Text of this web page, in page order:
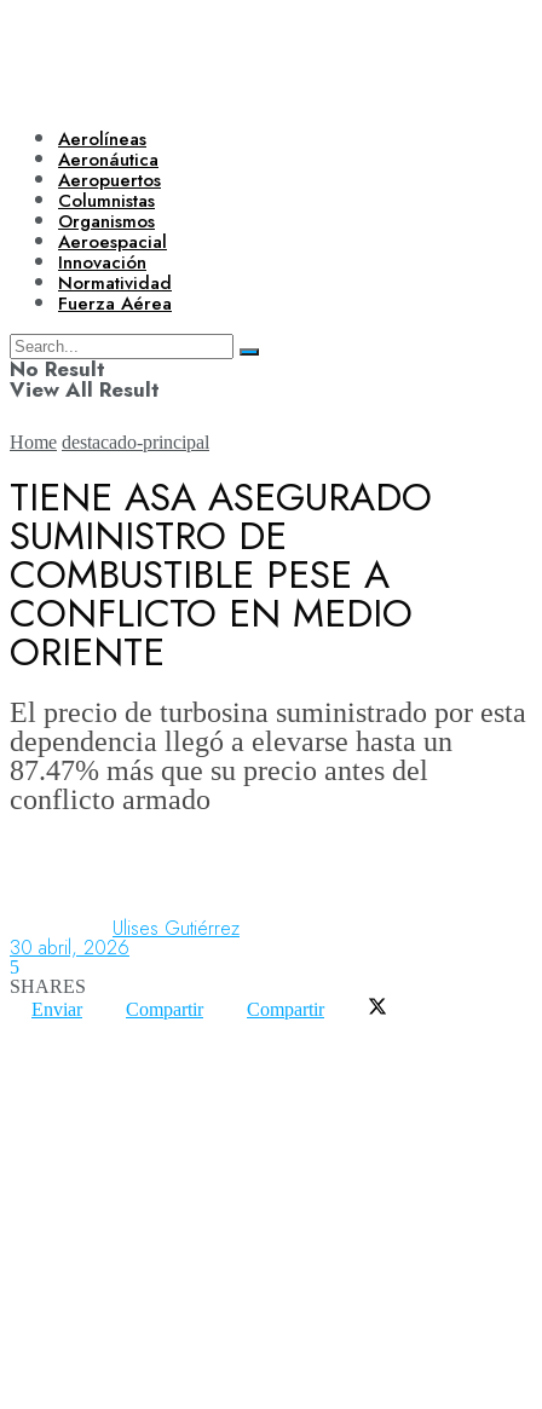
Aerolíneas
Aeronáutica
Aeropuertos
Columnistas
Organismos
Aeroespacial
Innovación
Normatividad
Fuerza Aérea
No Result
View All Result
Aerolíneas
Aeronáutica
Aeropuertos
Columnistas
Aeroespacial
Home destacado-principal
TIENE ASA ASEGURADO
SUMINISTRO DE
COMBUSTIBLE PESE A
CONFLICTO EN MEDIO
ORIENTE
El precio de turbosina suministrado por esta
dependencia llegó a elevarse hasta un
87.47% más que su precio antes del
conflicto armado
Ulises Gutiérrez
30 abril, 2026
5
SHARES
Enviar
Compartir Compartir